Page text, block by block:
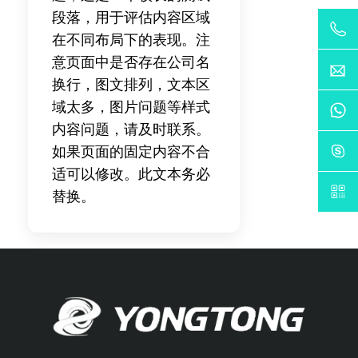
段落，用于评估内容区域
在不同布局下的表现。注
意页面中是否存在公司名
换行，图文排列，文本区
域太多，图片问题等样式
内容问题，请及时联系。
如果页面的固定内容不合
适可以修改。此文本务必
替换。